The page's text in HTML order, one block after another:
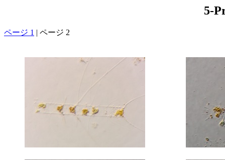
5-
ページ 1 | ページ 2